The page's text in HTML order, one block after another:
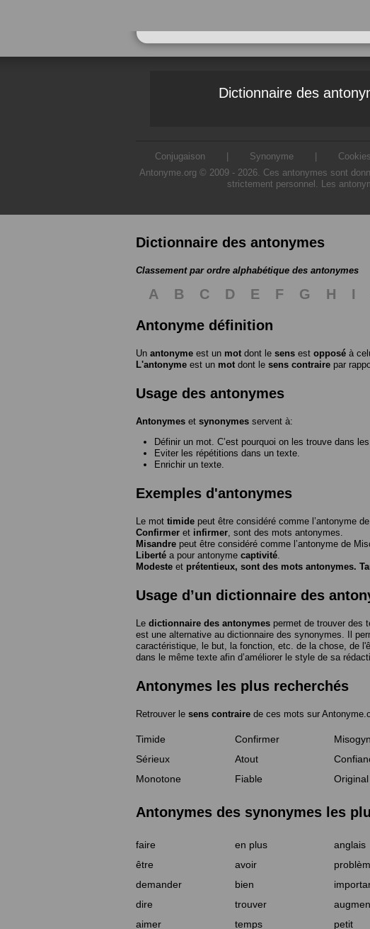
Dictionnaire des
Conjugaison Synonyme
Antonyme.org © 2009 - 2026. Ces antonymes sont
strictement personnel. Les
Dictionnaire des antonymes
Classement par ordre alphabétique des antonymes
A B C D E F G H I
Antonyme définition
Un antonyme est un mot dont le sens est opposé à
L'antonyme est un mot dont le sens contraire par
Usage des antonymes
Antonymes et synonymes servent à:
Définir un mot. C’est pourquoi on les trouve dans
Eviter les répétitions dans un texte.
Enrichir un texte.
Exemples d'antonymes
Le mot timide peut être considéré comme l’antonyme de
Confirmer et infirmer , sont des mots antonymes.
Misandre peut être considéré comme l’antonyme de
Liberté a pour antonyme captivité
Modeste et prétentieux, sont des mots antonymes.
Usage d’un dictionnaire des
Le dictionnaire des antonymes permet de trouver des
est une alternative au dictionnaire des synonymes. Il
caractéristique, le but, la fonction, etc. de la chose, de
dans le même texte afin d’améliorer le style de sa
Antonymes les plus recherchés
Retrouver le sens contraire de ces mots sur
Timide Confirmer
Sérieux
Atout
Monotone
Fiable Original
Antonymes des synonymes les
faire en plus anglais
être
avoir
demander
bien
dire
trouver
aimer
temps petit